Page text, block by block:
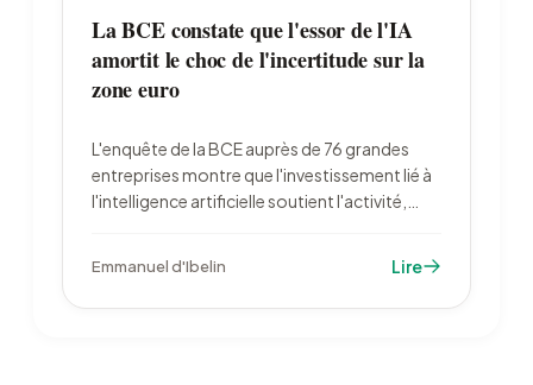
La BCE constate que l'essor de l'IA
amortit le choc de l'incertitude sur la
zone euro
L'enquête de la BCE auprès de 76 grandes
entreprises montre que l'investissement lié à
l'intelligence artificielle soutient l'activité,
restent en retrait : 23 % d'utilisatrices contre
39 % en zone euro.
Emmanuel d'Ibelin Lire